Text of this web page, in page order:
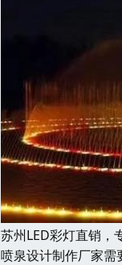
苏州LED彩灯直销，
喷泉设计制作厂家需